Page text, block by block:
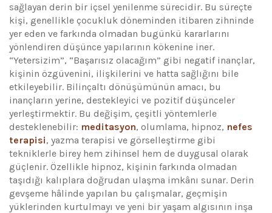
sağlayan derin bir içsel yenilenme sürecidir. Bu süreçte
kişi, genellikle çocukluk döneminden itibaren zihninde
yer eden ve farkında olmadan bugünkü kararlarını
yönlendiren düşünce yapılarının kökenine iner.
“Yetersizim”, “Başarısız olacağım” gibi negatif inançlar,
kişinin özgüvenini, ilişkilerini ve hatta sağlığını bile
etkileyebilir. Bilinçaltı dönüşümünün amacı, bu
inançların yerine, destekleyici ve pozitif düşünceler
yerleştirmektir. Bu değişim, çeşitli yöntemlerle
desteklenebilir: meditasyon, olumlama, hipnoz, nefes
terapisi, yazma terapisi ve görselleştirme gibi
tekniklerle birey hem zihinsel hem de duygusal olarak
güçlenir. Özellikle hipnoz, kişinin farkında olmadan
taşıdığı kalıplara doğrudan ulaşma imkânı sunar. Derin
gevşeme hâlinde yapılan bu çalışmalar, geçmişin
yüklerinden kurtulmayı ve yeni bir yaşam algısının inşa